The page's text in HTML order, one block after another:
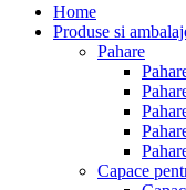
Home
Produse si
Pahare
Capace